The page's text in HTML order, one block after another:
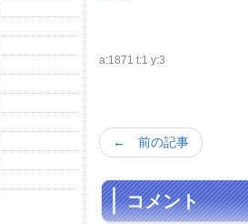
a:1871 t:1 y:3
← 前の記事
コメント